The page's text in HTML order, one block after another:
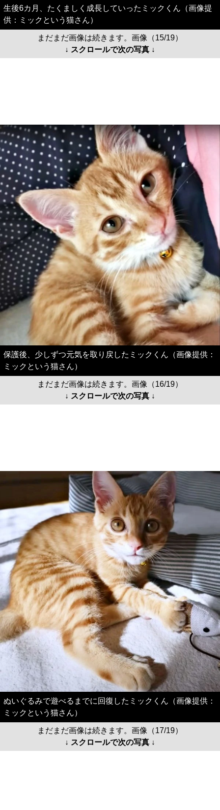
生後6カ月、たくましく成長していったミックくん（画像提
供：ミックという猫さん）
まだまだ画像は続きます。画像（15/19）
↓ スクロールで次の写真 ↓
保護後、少しずつ元気を取り戻したミックくん（画像提供：
ミックという猫さん）
まだまだ画像は続きます。画像（16/19）
↓ スクロールで次の写真 ↓
ぬいぐるみで遊べるまでに回復したミックくん（画像提供：
ミックという猫さん）
まだまだ画像は続きます。画像（17/19）
↓ スクロールで次の写真 ↓